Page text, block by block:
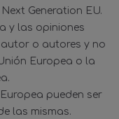
Generation EU.
y las opiniones
o autores y no
Europea o la
pueden ser
las mismas.